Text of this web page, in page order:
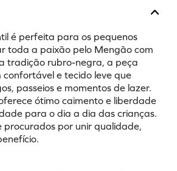
é perfeita para os pequenos
toda a paixão pelo Mengão com
tradição rubro-negra, a peça
confortável e tecido leve que
passeios e momentos de lazer.
ótimo caimento e liberdade
para o dia a dia das crianças.
por unir qualidade,